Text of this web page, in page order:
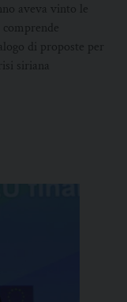
aveva vinto le
di proposte per
siriana